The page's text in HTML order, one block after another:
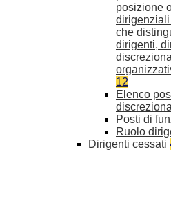
posizione
che
dirigenti,
12
Elenco
Posti di
Ruolo
Dirigenti cessati